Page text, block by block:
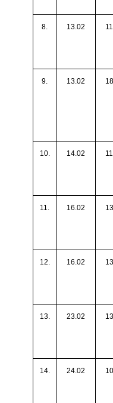
8. 13.02 11
9. 13.02 18
10. 14.02 11
11. 16.02 13
12. 16.02 13
13. 23.02 13
14. 24.02 10